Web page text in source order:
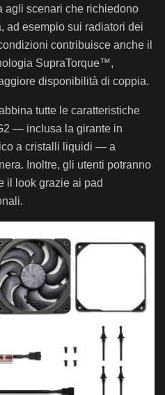
agli scenari che richiedono
ad esempio sui radiatori dei
contribuisce anche il
SupraTorque™,
disponibilità di coppia.
tutte le caratteristiche
— inclusa la girante in
a cristalli liquidi — a
Inoltre, gli utenti potranno
il look grazie ai pad